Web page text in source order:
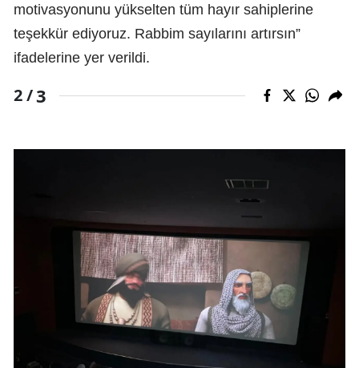
motivasyonunu yükselten tüm hayır sahiplerine
teşekkür ediyoruz. Rabbim sayılarını artırsın”
ifadelerine yer verildi.
2 /3